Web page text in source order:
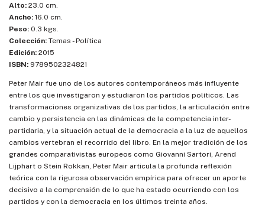
Alto: 23.0 cm.
Ancho: 16.0 cm.
Peso: 0.3 kgs.
Colección: Temas - Política
Edición: 2015
ISBN: 9789502324821
Peter Mair fue uno de los autores contemporáneos más influyente
entre los que investigaron y estudiaron los partidos políticos. Las
transformaciones organizativas de los partidos, la articulación entre
cambio y persistencia en las dinámicas de la competencia inter-
partidaria, y la situación actual de la democracia a la luz de aquellos
cambios vertebran el recorrido del libro. En la mejor tradición de los
grandes comparativistas europeos como Giovanni Sartori, Arend
Lijphart o Stein Rokkan, Peter Mair articula la profunda reflexión
teórica con la rigurosa observación empírica para ofrecer un aporte
decisivo a la comprensión de lo que ha estado ocurriendo con los
partidos y con la democracia en los últimos treinta años.